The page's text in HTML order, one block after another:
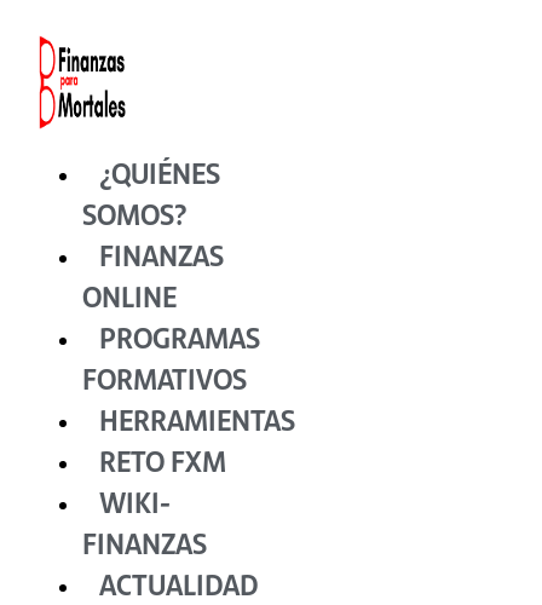
contenido
¿QUIÉNES
SOMOS?
FINANZAS
ONLINE
PROGRAMAS
FORMATIVOS
HERRAMIENTAS
RETO FXM
WIKI-
FINANZAS
ACTUALIDAD